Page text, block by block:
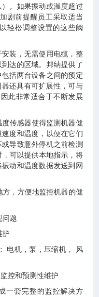
）。如果振动或温度超过
剧前提醒员工采取适当
轻松调整设置的这些阈
装，无需使用电缆，整
达的区域。邦纳提供了
括两台设备之间的预定
还具有可扩展性，可与
此非常适合于不断发展
传感器使得监测机器健
度和温度，以便在它们
导致意外停机之前检测
可以提供本地指示，将
动和温度数据发送到网
，方便地监控机器的健
问题
护
电机，泵，压缩机， 风
控和预测性维护
一套完整的监控解决方